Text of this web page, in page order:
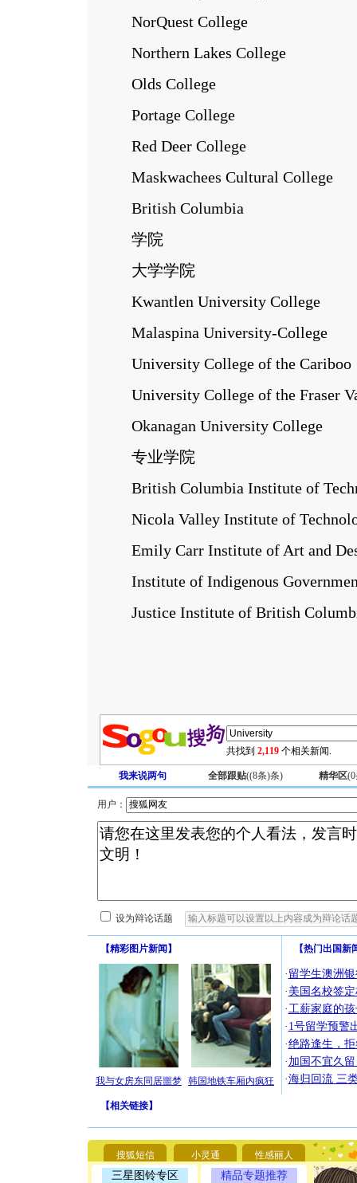
NorQuest College
Northern Lakes College
Olds College
Portage College
Red Deer College
Maskwachees Cultural College
British Columbia
学院
大学学院
Kwantlen University College
Malaspina University-College
University College of the Cariboo
University College of the Fraser
Okanagan University College
专业学院
British Columbia Institute of
Nicola Valley Institute of
Emily Carr Institute of Art and
Institute of Indigenous
Justice Institute of British
共找到 2,119 个相关新闻.
我来说两句 全部跟贴((8条)条) 精华区(0
用户：
设为辩论话题
【精彩图片新闻 】
我与女房东同居噩梦 韩国地铁车厢内疯狂
【热门出国新
· 留学生澳洲
· 美国名校签
·工薪家庭的
· 1号留学预警
·绝路逢生，
· 加国不宜久
·海归回流 三
【相关链接】
搜狐短信 小灵通 性感丽人
三星图铃专区 精品专题推荐
[圣诞节]
你太多，
[圣诞节]
如意,快
[元旦]看